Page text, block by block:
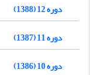
دوره 12 (1388)
دوره 11 (1387)
دوره 10 (1386)